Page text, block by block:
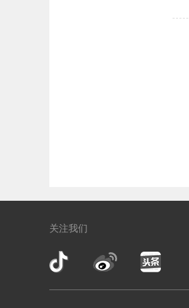
关注我们